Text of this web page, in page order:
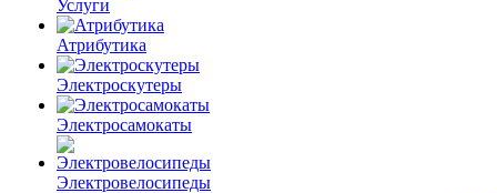
Услуги
Атрибутика
Электроскутеры
Электросамокаты
Электровелосипеды